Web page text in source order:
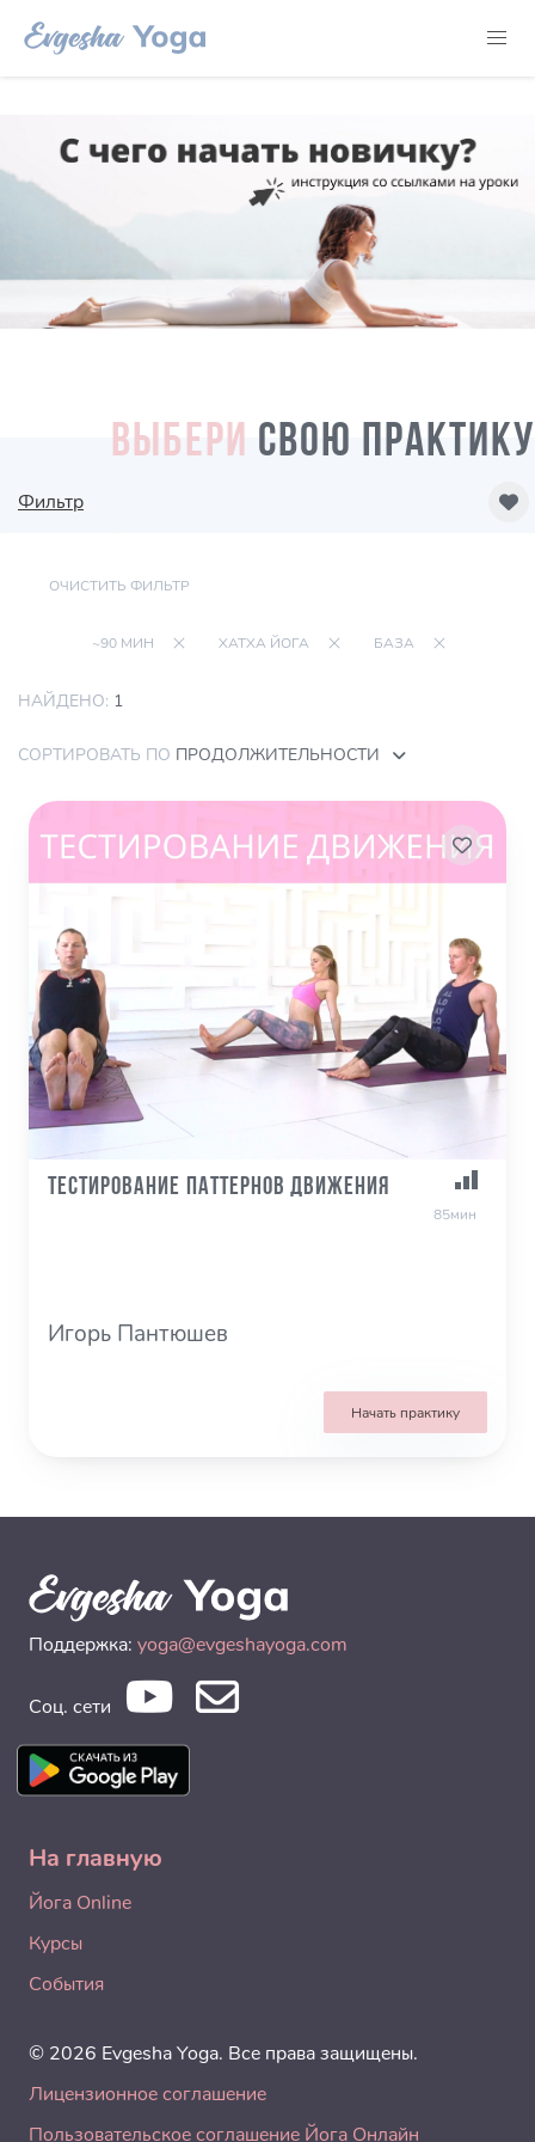
ВЫБЕРИ СВОЮ ПРАКТИКУ
Фильтр
ОЧИСТИТЬ ФИЛЬТР
~90 МИН ХАТХА ЙОГА БАЗА
НАЙДЕНО: 1
СОРТИРОВАТЬ ПО ПРОДОЛЖИТЕЛЬНОСТИ
Тестирование паттернов движения
85мин
Игорь Пантюшев
Начать практику
Поддержка: yoga@evgeshayoga.com
Соц. сети
На главную
Йога Online
Курсы
События
© 2026 Evgesha Yoga. Все права защищены.
Лицензионное соглашение
Пользовательское соглашение Йога Онлайн